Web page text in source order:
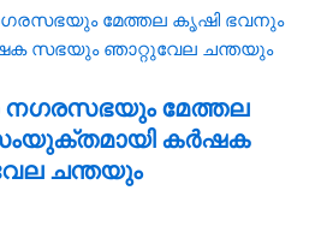
മേത്തല
കർഷക
ചന്തയും